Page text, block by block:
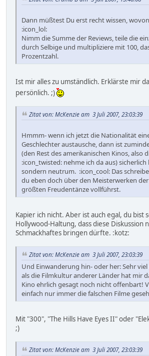
Dann müßtest Du erst recht wissen,
:icon_lol:
Nimm die Summe der Reviews, teile die
durch Selbige und multipliziere mit 100,
Prozentzahl.
Ist mir alles zu umständlich. Erklärste mir
persönlich. ;)
Zitat von: McKenzie am 3 Juli 2007, 23:03:39
Hmmm- wenn ich jetzt die Nationalität
Geschlechter austausche, dann ist
(den Rest des amerikanischen Kinos, also
:icon_twisted: nehme ich da aus)
sondern neutrum. :icon_cool: Das
du eben doch über den Meisterwerken
größten Freudentänze vollführst.
Kapier ich nicht. Aber ist auch egal, du bist
Hollywood-Haltung, dass diese Diskussion
Schmackhaftes bringen dürfte. :kotz:
Zitat von: McKenzie am 3 Juli 2007, 23:03:39
Und Einwanderung hin- oder her: Sehr
als die Filmkultur anderer Länder hat mir
Kino ehrlich gesagt noch nicht offenbart!
einfach nur immer die falschen Filme
Mit "300", "The Hills Have Eyes II" oder
;)
Zitat von: McKenzie am 3 Juli 2007, 23:03:39